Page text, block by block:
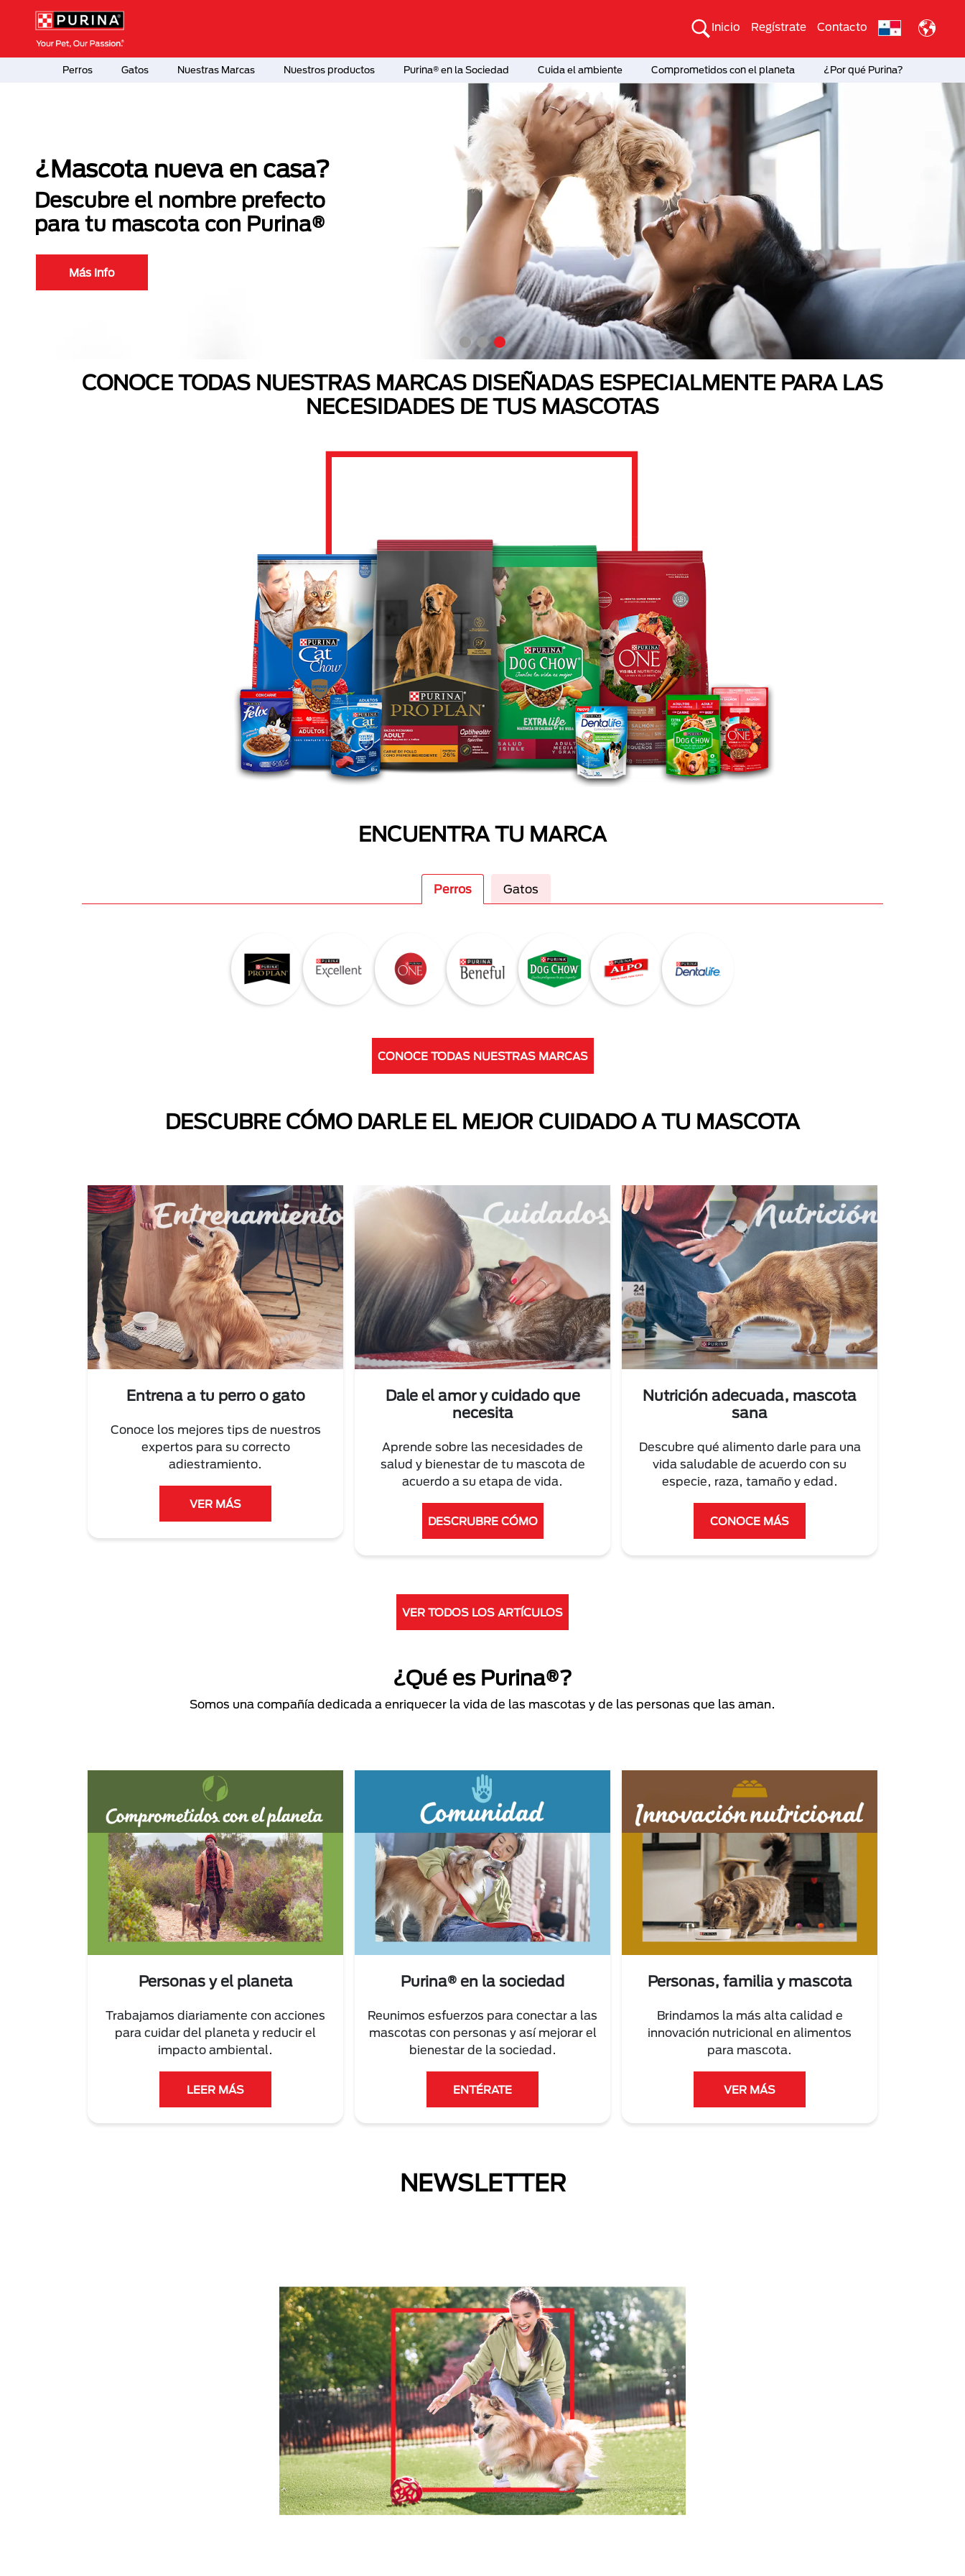
Pasar al contenido principal
Menú Secundario Purina
Inicio Regístrate Contacto
Menú Principal Purina
Perros Gatos Nuestras Marcas Nuestros productos Purina® en la Sociedad Cuida el ambiente Comprometidos con el planeta ¿Por qué Purina?
¿Mascota nueva en casa?
Descubre el nombre prefecto
para tu mascota con Purina®
Más Info
CONOCE TODAS NUESTRAS MARCAS DISEÑADAS ESPECIALMENTE PARA LAS
NECESIDADES DE TUS MASCOTAS
ENCUENTRA TU MARCA
Perros Gatos
CONOCE TODAS NUESTRAS MARCAS
DESCUBRE CÓMO DARLE EL MEJOR CUIDADO A TU MASCOTA
Entrena a tu perro o gato
Conoce los mejores tips de nuestros
expertos para su correcto
adiestramiento.
VER MÁS
Dale el amor y cuidado que
necesita
Aprende sobre las necesidades de
salud y bienestar de tu mascota de
acuerdo a su etapa de vida.
DESCRUBRE CÓMO
Nutrición adecuada, mascota
sana
Descubre qué alimento darle para una
vida saludable de acuerdo con su
especie, raza, tamaño y edad.
CONOCE MÁS
VER TODOS LOS ARTÍCULOS
¿Qué es Purina®?
Somos una compañía dedicada a enriquecer la vida de las mascotas y de las personas que las aman.
Personas y el planeta
Trabajamos diariamente con acciones
para cuidar del planeta y reducir el
impacto ambiental.
LEER MÁS
Purina® en la sociedad
Reunimos esfuerzos para conectar a las
mascotas con personas y así mejorar el
bienestar de la sociedad.
ENTÉRATE
Personas, familia y mascota
Brindamos la más alta calidad e
innovación nutricional en alimentos
para mascota.
VER MÁS
NEWSLETTER